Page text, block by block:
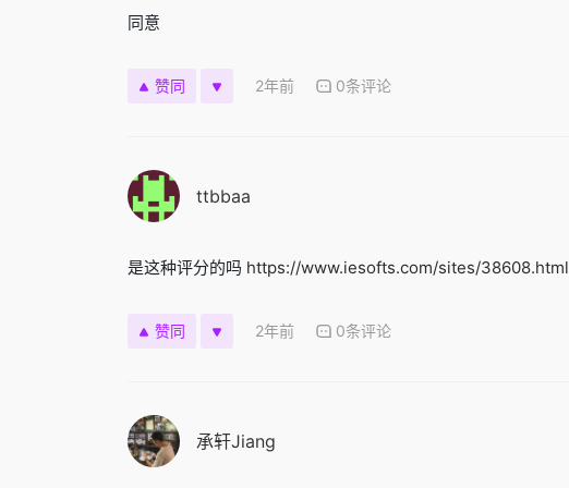
同意
赞同 2年前 0条评论
ttbbaa
是这种评分的吗 https://www.iesofts.com/sites/38608.html
赞同 2年前 0条评论
承轩Jiang